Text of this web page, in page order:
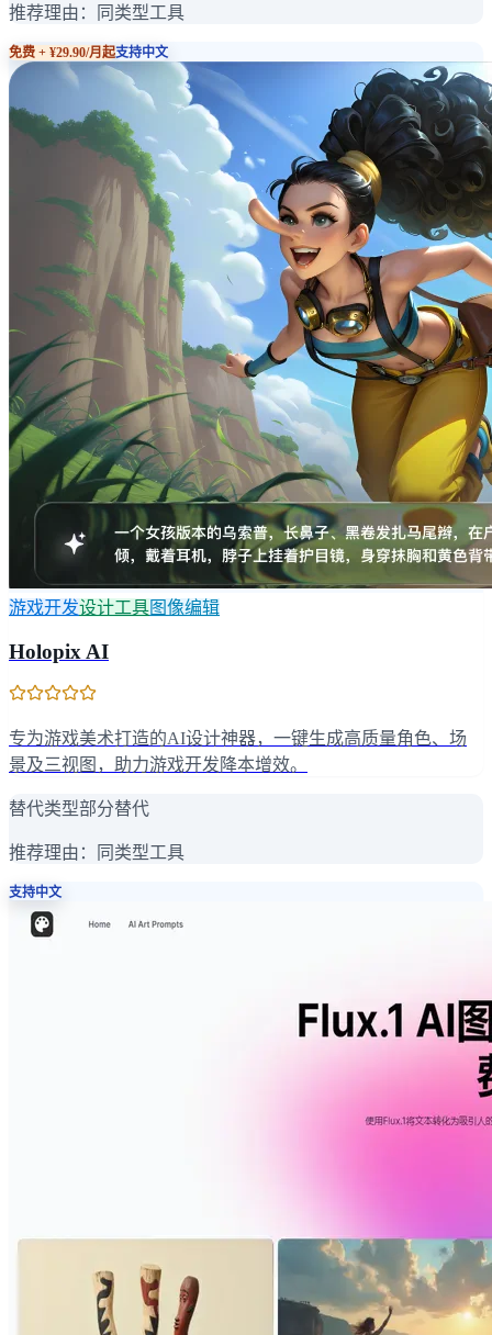
推荐理由： 同类型工具
免费 + ¥29.90/月起支持中文
游戏开发设计工具图像编辑
Holopix AI
专为游戏美术打造的AI设计神器，一键生成高质量角色、场
景及三视图，助力游戏开发降本增效。
替代类型部分替代
推荐理由： 同类型工具
支持中文